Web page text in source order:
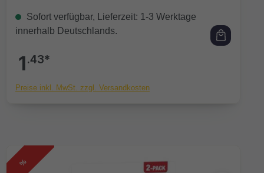
Sofort verfügbar, Lieferzeit: 1-3 Werktage
innerhalb Deutschlands.
1.43*
Preise inkl. MwSt. zzgl. Versandkosten
%